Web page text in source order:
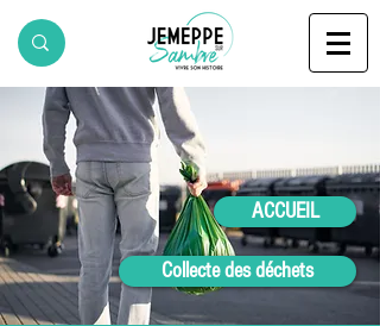
ACCUEIL
Collecte des déchets